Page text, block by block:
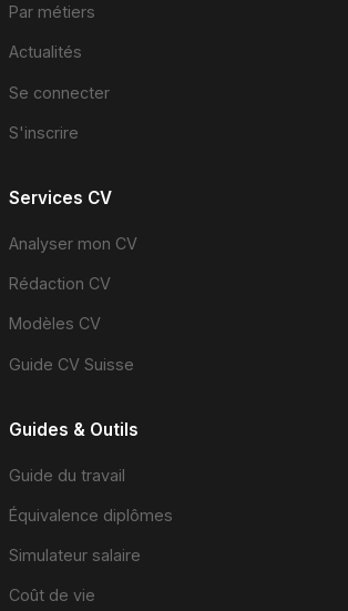
Par métiers
Actualités
Se connecter
S'inscrire
Services CV
Analyser mon CV
Rédaction CV
Modèles CV
Guide CV Suisse
Guides & Outils
Guide du travail
Équivalence diplômes
Simulateur salaire
Coût de vie